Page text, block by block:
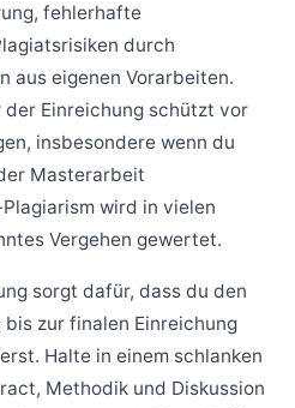
fehlerhafte
durch
aus eigenen Vorarbeiten.
der Einreichung schützt vor
insbesondere wenn du
Masterarbeit
wird in vielen
Vergehen gewertet.
sorgt dafür, dass du den
zur finalen Einreichung
Halte in einem schlanken
Methodik und Diskussion